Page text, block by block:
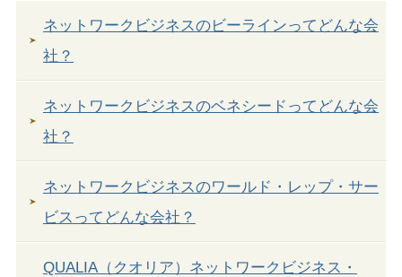
ネットワークビジネスのビーラインってどんな会
社？
ネットワークビジネスのベネシードってどんな会
社？
ネットワークビジネスのワールド・レップ・サー
ビスってどんな会社？
QUALIA（クオリア）ネットワークビジネス・